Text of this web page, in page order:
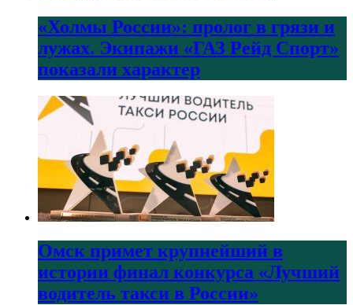
«Холмы России»: пролог в грязи и
лужах. Экипажи «ГАЗ Рейд Спорт»
показали характер
Омск примет крупнейший в
истории финал конкурса «Лучший
водитель такси в России»